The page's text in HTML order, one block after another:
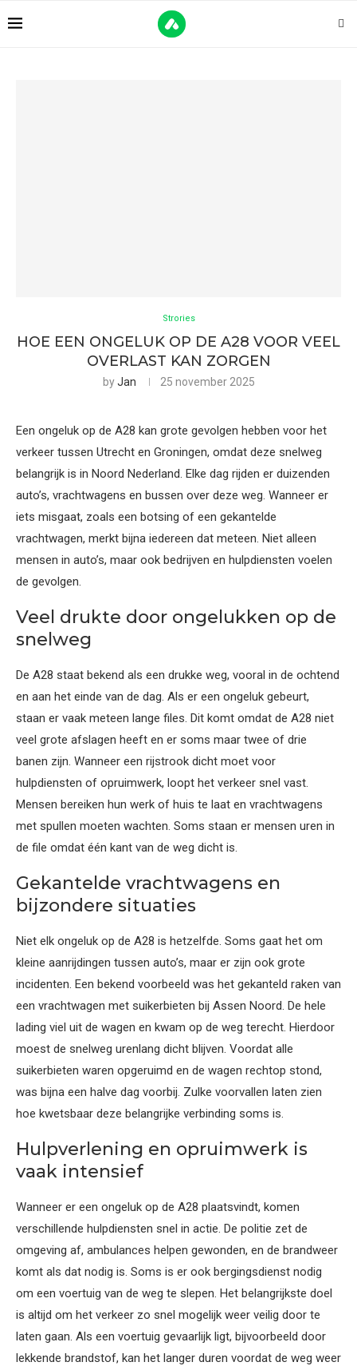
Strories
HOE EEN ONGELUK OP DE A28 VOOR VEEL
OVERLAST KAN ZORGEN
byJan 25 november 2025
Een ongeluk op de A28 kan grote gevolgen hebben voor het
verkeer tussen Utrecht en Groningen, omdat deze snelweg
belangrijk is in Noord Nederland. Elke dag rijden er duizenden
auto’s, vrachtwagens en bussen over deze weg. Wanneer er
iets misgaat, zoals een botsing of een gekantelde
vrachtwagen, merkt bijna iedereen dat meteen. Niet alleen
mensen in auto’s, maar ook bedrijven en hulpdiensten voelen
de gevolgen.
Veel drukte door ongelukken op de
snelweg
De A28 staat bekend als een drukke weg, vooral in de ochtend
en aan het einde van de dag. Als er een ongeluk gebeurt,
staan er vaak meteen lange files. Dit komt omdat de A28 niet
veel grote afslagen heeft en er soms maar twee of drie
banen zijn. Wanneer een rijstrook dicht moet voor
hulpdiensten of opruimwerk, loopt het verkeer snel vast.
Mensen bereiken hun werk of huis te laat en vrachtwagens
met spullen moeten wachten. Soms staan er mensen uren in
de file omdat één kant van de weg dicht is.
Gekantelde vrachtwagens en
bijzondere situaties
Niet elk ongeluk op de A28 is hetzelfde. Soms gaat het om
kleine aanrijdingen tussen auto’s, maar er zijn ook grote
incidenten. Een bekend voorbeeld was het gekanteld raken van
een vrachtwagen met suikerbieten bij Assen Noord. De hele
lading viel uit de wagen en kwam op de weg terecht. Hierdoor
moest de snelweg urenlang dicht blijven. Voordat alle
suikerbieten waren opgeruimd en de wagen rechtop stond,
was bijna een halve dag voorbij. Zulke voorvallen laten zien
hoe kwetsbaar deze belangrijke verbinding soms is.
Hulpverlening en opruimwerk is
vaak intensief
Wanneer er een ongeluk op de A28 plaatsvindt, komen
verschillende hulpdiensten snel in actie. De politie zet de
omgeving af, ambulances helpen gewonden, en de brandweer
komt als dat nodig is. Soms is er ook bergingsdienst nodig
om een voertuig van de weg te slepen. Het belangrijkste doel
is altijd om het verkeer zo snel mogelijk weer veilig door te
laten gaan. Als een voertuig gevaarlijk ligt, bijvoorbeeld door
lekkende brandstof, kan het langer duren voordat de weg weer